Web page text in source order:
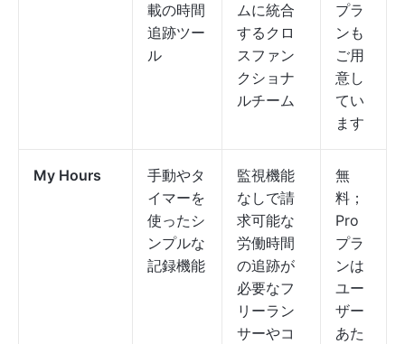
載の時間
追跡ツー
ル
ムに統合
するクロ
スファン
クショナ
ルチーム
プラ
ンも
ご用
意し
てい
ます
My Hours
手動やタ
イマーを
使ったシ
ンプルな
記録機能
監視機能
なしで請
求可能な
労働時間
の追跡が
必要なフ
リーラン
サーやコ
無
料；
Pro
プラ
ンは
ユー
ザー
あた